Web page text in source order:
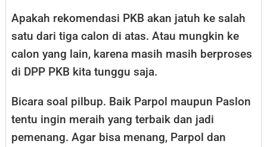
Apakah rekomendasi PKB akan jatuh ke salah
satu dari tiga calon di atas. Atau mungkin ke
calon yang lain, karena masih masih berproses
di DPP PKB kita tunggu saja.
Bicara soal pilbup. Baik Parpol maupun Paslon
tentu ingin meraih yang terbaik dan jadi
pemenang. Agar bisa menang, Parpol dan